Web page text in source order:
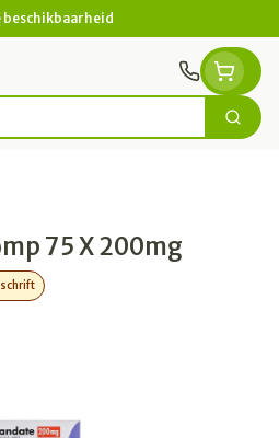
beschikbaarheid
Zoek
75 X 200mg